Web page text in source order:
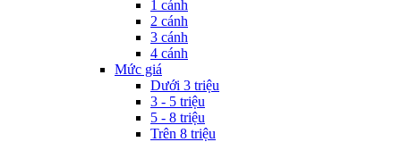
1 cánh
2 cánh
3 cánh
4 cánh
Mức giá
Dưới 3 triệu
3 - 5 triệu
5 - 8 triệu
Trên 8 triệu